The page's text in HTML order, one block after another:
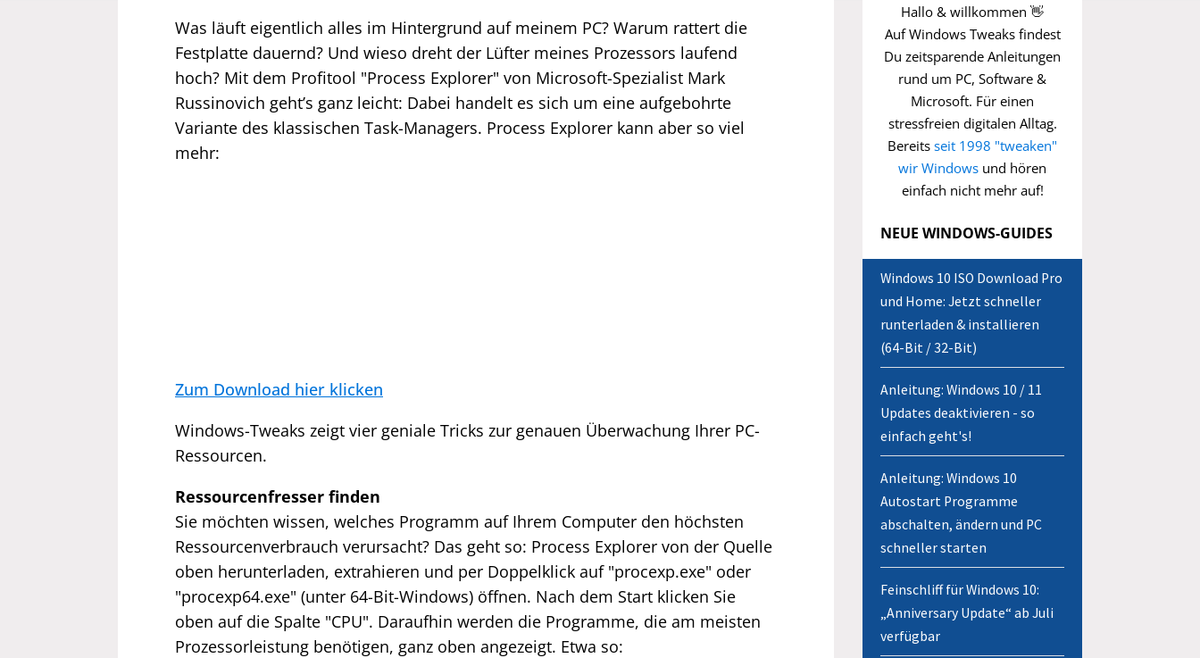
Was läuft eigentlich alles im Hintergrund auf meinem PC? Warum rattert die
Festplatte dauernd? Und wieso dreht der Lüfter meines Prozessors laufend
hoch? Mit dem Profitool "Process Explorer" von Microsoft-Spezialist Mark
Russinovich geht’s ganz leicht: Dabei handelt es sich um eine aufgebohrte
Variante des klassischen Task-Managers. Process Explorer kann aber so viel
mehr:
Zum Download hier klicken
Windows-Tweaks zeigt vier geniale Tricks zur genauen Überwachung Ihrer PC-
Ressourcen.
Ressourcenfresser finden
Sie möchten wissen, welches Programm auf Ihrem Computer den höchsten
Ressourcenverbrauch verursacht? Das geht so: Process Explorer von der Quelle
oben herunterladen, extrahieren und per Doppelklick auf "procexp.exe" oder
"procexp64.exe" (unter 64-Bit-Windows) öffnen. Nach dem Start klicken Sie
oben auf die Spalte "CPU". Daraufhin werden die Programme, die am meisten
Prozessorleistung benötigen, ganz oben angezeigt. Etwa so:
Hallo & willkommen 👋
Auf Windows Tweaks findest
Du zeitsparende Anleitungen
rund um PC, Software &
Microsoft. Für einen
stressfreien digitalen Alltag.
Bereits seit 1998 "tweaken"
wir Windows und hören
einfach nicht mehr auf!
NEUE WINDOWS-GUIDES
Windows 10 ISO Download Pro
und Home: Jetzt schneller
runterladen & installieren
(64-Bit / 32-Bit)
Anleitung: Windows 10 / 11
Updates deaktivieren - so
einfach geht's!
Anleitung: Windows 10
Autostart Programme
abschalten, ändern und PC
schneller starten
Feinschliff für Windows 10:
„Anniversary Update“ ab Juli
verfügbar